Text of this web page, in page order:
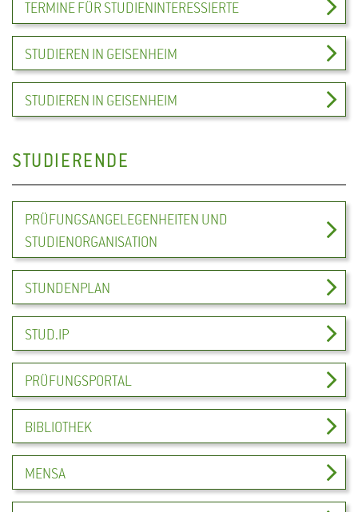
TERMINE FÜR STUDIENINTERESSIERTE
STUDIEREN IN GEISENHEIM
STUDIEREN IN GEISENHEIM
STUDIERENDE
PRÜFUNGSANGELEGENHEITEN UND
STUDIENORGANISATION
STUNDENPLAN
STUD.IP
PRÜFUNGSPORTAL
BIBLIOTHEK
MENSA